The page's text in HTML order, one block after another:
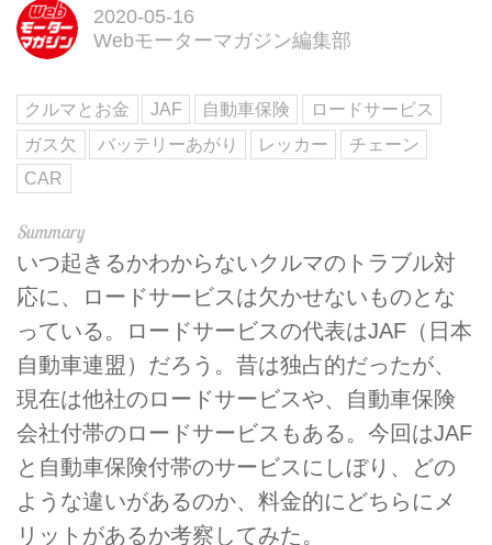
2020-05-16
Webモーターマガジン編集部
クルマとお金 JAF 自動車保険
ロードサービス
ガス欠
バッテリーあがり レッカー
チェーン
CAR
いつ起きるかわからないクルマのトラブル対
応に、ロードサービスは欠かせないものとな
っている。ロードサービスの代表はJAF（日本
自動車連盟）だろう。昔は独占的だったが、
現在は他社のロードサービスや、自動車保険
会社付帯のロードサービスもある。今回はJAF
と自動車保険付帯のサービスにしぼり、どの
ような違いがあるのか、料金的にどちらにメ
リットがあるか考察してみた。